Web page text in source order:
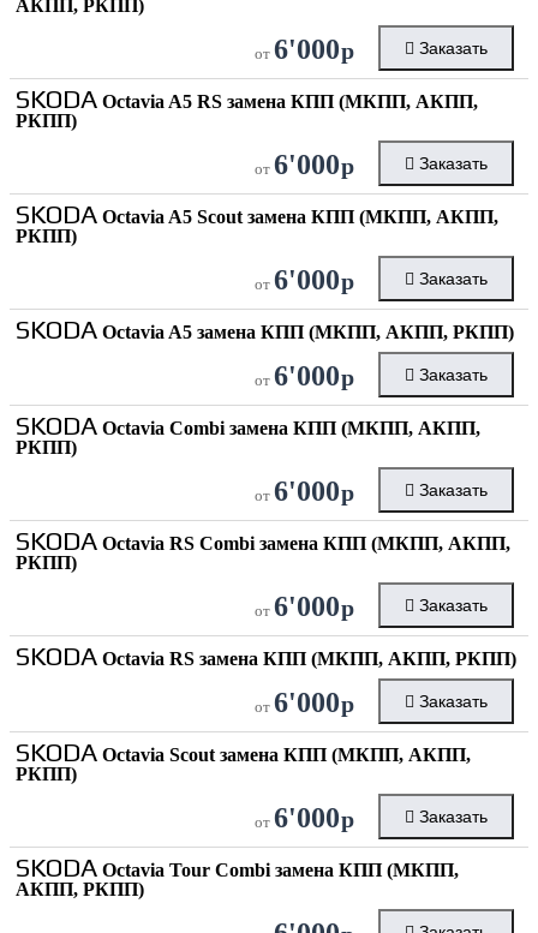
АКПП, РКПП)
от 6'000р Заказать
SKODA Octavia A5 RS замена КПП (МКПП, АКПП,
РКПП)
от 6'000р Заказать
SKODA Octavia A5 Scout замена КПП (МКПП, АКПП,
РКПП)
от 6'000р Заказать
SKODA Octavia A5 замена КПП (МКПП, АКПП, РКПП)
от 6'000р Заказать
SKODA Octavia Combi замена КПП (МКПП, АКПП,
РКПП)
от 6'000р Заказать
SKODA Octavia RS Combi замена КПП (МКПП, АКПП,
РКПП)
от 6'000р Заказать
SKODA Octavia RS замена КПП (МКПП, АКПП, РКПП)
от 6'000р Заказать
SKODA Octavia Scout замена КПП (МКПП, АКПП,
РКПП)
от 6'000р Заказать
SKODA Octavia Tour Combi замена КПП (МКПП,
АКПП, РКПП)